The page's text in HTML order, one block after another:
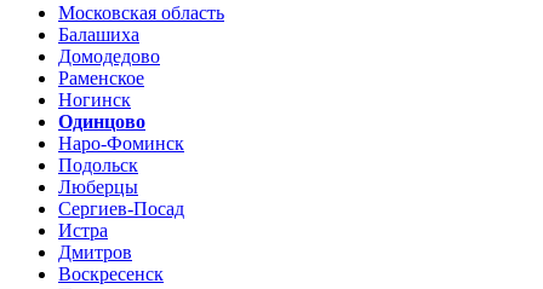
Московская область
Балашиха
Домодедово
Раменское
Ногинск
Одинцово
Наро-Фоминск
Подольск
Люберцы
Сергиев-Посад
Истра
Дмитров
Воскресенск